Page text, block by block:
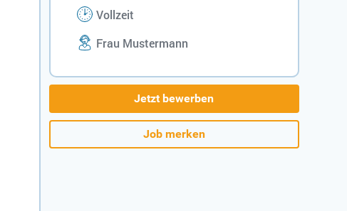
Vollzeit
Frau Mustermann
Jetzt bewerben
Job merken